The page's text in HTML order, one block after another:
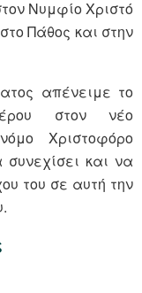
Νυμφίο Χριστό
Πάθος και στην
απένειμε το
στον νέο
Χριστοφόρο
και να
του σε αυτή την